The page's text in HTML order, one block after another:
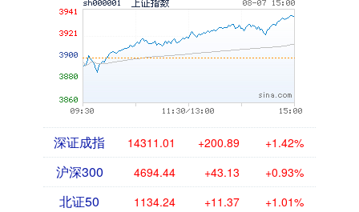
深证成指 14311.01 +200.89 +1.42%
沪深300 4694.44 +43.13 +0.93%
北证50 1134.24 +11.37 +1.01%